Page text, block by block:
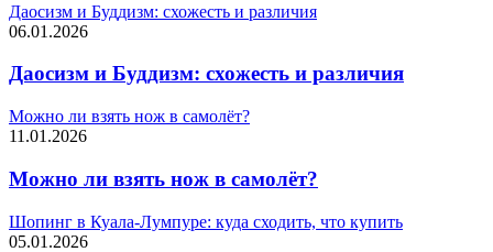
Даосизм и Буддизм: схожесть и различия
06.01.2026
Даосизм и Буддизм: схожесть и различия
Можно ли взять нож в самолёт?
11.01.2026
Можно ли взять нож в самолёт?
Шопинг в Куала-Лумпуре: куда сходить, что купить
05.01.2026